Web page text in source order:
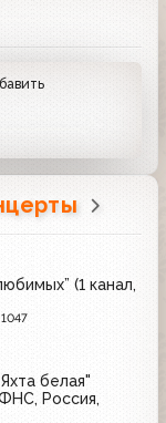
(1 канал,
1047
белая"
Россия,